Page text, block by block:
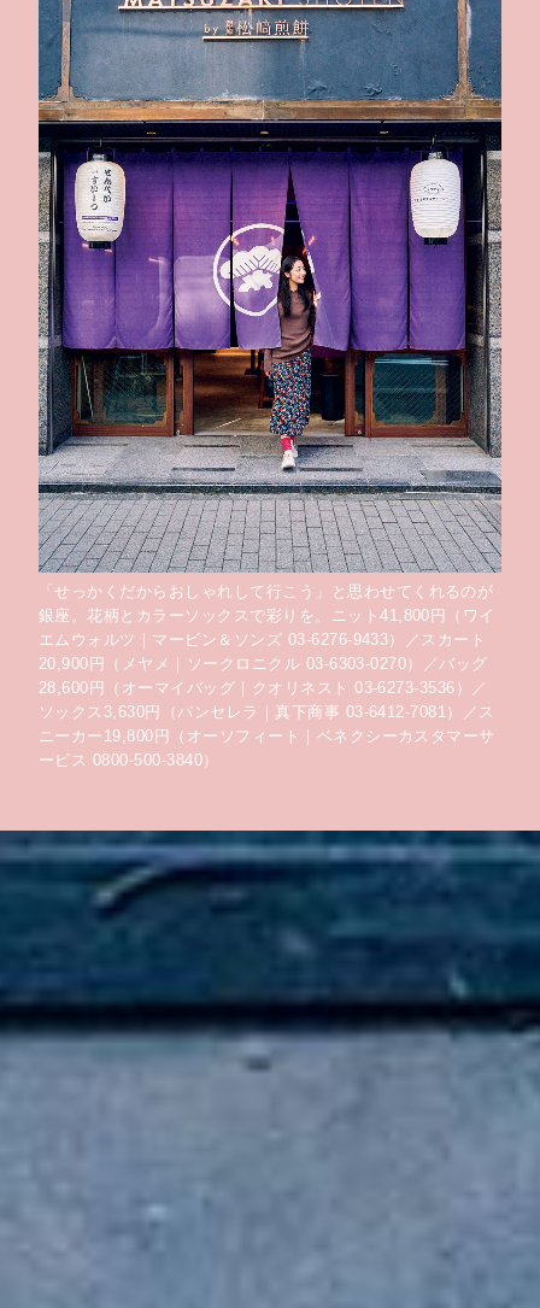
「せっかくだからおしゃれして行こう」と思わせてくれるのが
銀座。花柄とカラーソックスで彩りを。ニット41,800円（ワイ
エムウォルツ｜マービン＆ソンズ 03-6276-9433）／スカート
20,900円（メヤメ｜ソークロニクル 03-6303-0270）／バッグ
28,600円（オーマイバッグ｜クオリネスト 03-6273-3536）／
ソックス3,630円（パンセレラ｜真下商事 03-6412-7081）／ス
ニーカー19,800円（オーソフィート｜ベネクシーカスタマーサ
ービス 0800-500-3840）